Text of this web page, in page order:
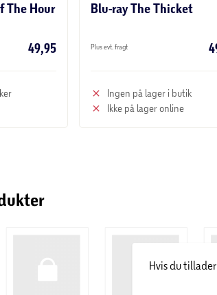
The Hour
49,95
Blu-ray The Thicket
Plus evt. fragt
Ingen på lager i butik
Ikke på lager online
Hvis du